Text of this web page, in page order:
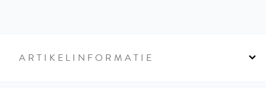
ARTIKELINFORMATIE